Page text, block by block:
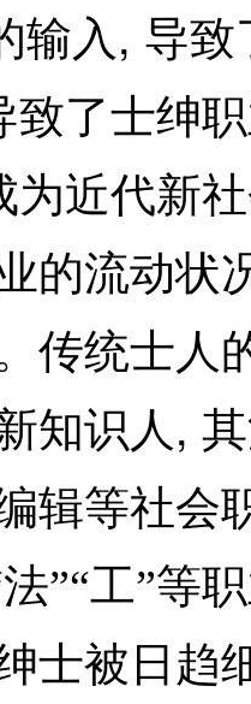
输入 , 导致
致了士绅
为近代新
的流动状
传统士人
知识人 ,
辑等社会
”“工”等
士被日趋